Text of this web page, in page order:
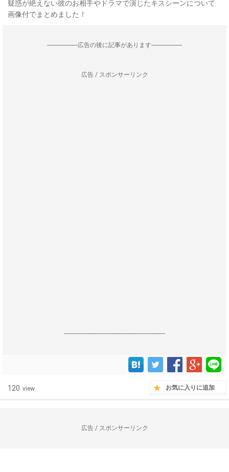
疑惑が絶えない彼のお相手やドラマで演じたキスシーンについて
画像付でまとめました！
--------------------広告の後に記事があります--------------------
広告 / スポンサーリンク
------------------------------------------------------------------
120 view お気に入りに追加
広告 / スポンサーリンク